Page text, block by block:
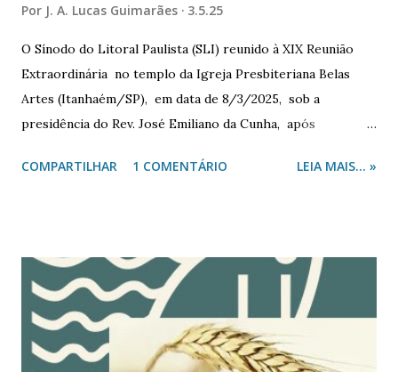
Por J. A. Lucas Guimarães 3.5.25
O Sínodo do Litoral Paulista (SLI) reunido à XIX Reunião
Extraordinária no templo da Igreja Presbiteriana Belas
Artes (Itanhaém/SP), em data de 8/3/2025, sob a
presidência do Rev. José Emiliano da Cunha, após
termos da pauta. Devocional da XIX RE/SLI, sob direção do
Presbitério Vale do Ribeira (PVRB) de desmembramento de
igrejas sob sua jurisdição para criação do novo Presbitério
Sul do Vale do Ribeira, conforme resolução da 64ª Reunião
Ordinária do PVRB, ocorrida em 15/2/2025, como prevê o
COMPARTILHAR 1 COMENTÁRIO LEIA MAIS... »